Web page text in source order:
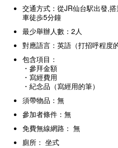
交通方式：從JR仙台駅出發,
車徒歩5分鐘
最少舉辦人數：2人
對應語言：英語（打招呼程度
包含項目：
・參拜金額
・寫經費用
・紀念品（寫經用的筆）
須帶物品：無
參加者條件：無
免費無線網路： 無
廁所： 坐式